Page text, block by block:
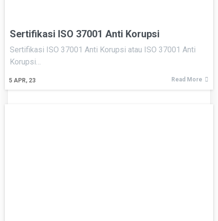
Sertifikasi ISO 37001 Anti Korupsi
5 APR, 23
Sertifikasi ISO 37001 Anti Korupsi atau ISO 37001 Anti
Korupsi…
Read More